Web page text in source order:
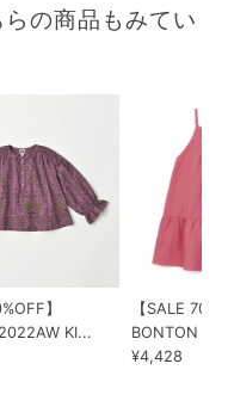
の商品もみてい
】
KI...
【SALE
BONTON
¥4,428